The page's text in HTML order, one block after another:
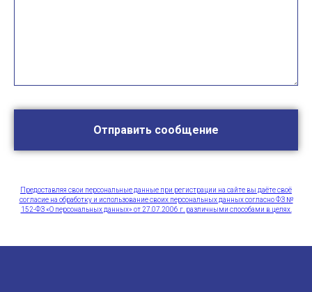
Отправить сообщение
Предоставляя свои персональные данные при регистрации на сайте вы даёте своё
согласие на обработку и использование своих персональных данных согласно ФЗ №
152-ФЗ «О персональных данных» от 27.07.2006 г. различными способами в целях.